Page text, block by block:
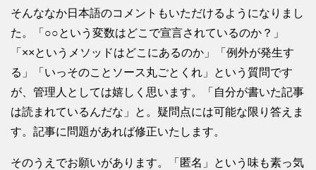
そんななか日本語のコメントもいただけるようになりまし
た。「○○という変数はどこで宣言されているのか？」
「××というメソッドはどこにあるのか」「例外が発生す
る」「いっそのことソース丸ごとくれ」という質問です
が、管理人としては嬉しく思います。「自分が書いた記事
は読まれているんだな」と。疑問点には可能な限り答えま
す。記事に問題があれば修正いたします。
そのうえでお願いがあります。「匿名」という味も素っ気